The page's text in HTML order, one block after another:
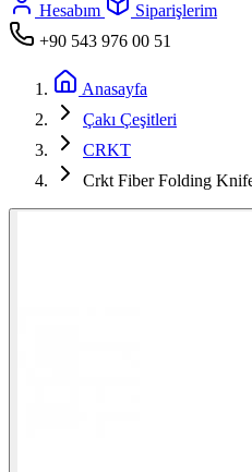
Hesabım
Siparişlerim
+90 543 976 00 51
Anasayfa
Çakı Çeşitleri
CRKT
Crkt Fiber Folding